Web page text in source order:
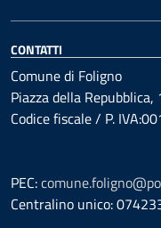
CONTATTI
Comune di Foligno
Piazza della
Codice fiscale / P.
PEC:
Centralino unico: